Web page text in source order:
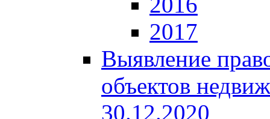
2017
Выявление
объектов
30.12.2020